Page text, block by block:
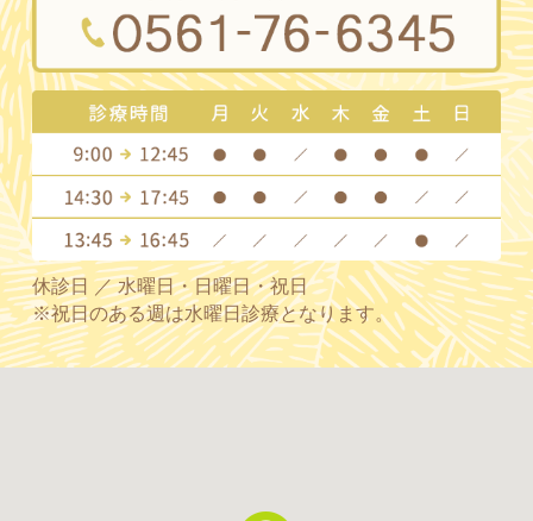
休診日 ／ 水曜日・日曜日・祝日
※祝日のある週は水曜日診療となります。